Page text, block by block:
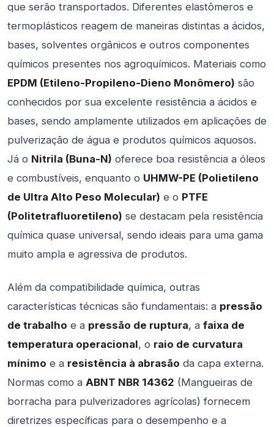
que serão transportados. Diferentes elastômeros e
termoplásticos reagem de maneiras distintas a ácidos,
bases, solventes orgânicos e outros componentes
químicos presentes nos agroquímicos. Materiais como
EPDM (Etileno-Propileno-Dieno Monômero) são
conhecidos por sua excelente resistência a ácidos e
bases, sendo amplamente utilizados em aplicações de
pulverização de água e produtos químicos aquosos.
Já o Nitrila (Buna-N) oferece boa resistência a óleos
e combustíveis, enquanto o UHMW-PE (Polietileno
de Ultra Alto Peso Molecular) e o PTFE
(Politetrafluoretileno) se destacam pela resistência
química quase universal, sendo ideais para uma gama
muito ampla e agressiva de produtos.
Além da compatibilidade química, outras
características técnicas são fundamentais: a pressão
de trabalho e a pressão de ruptura, a faixa de
temperatura operacional, o raio de curvatura
mínimo e a resistência à abrasão da capa externa.
Normas como a ABNT NBR 14362 (Mangueiras de
borracha para pulverizadores agrícolas) fornecem
diretrizes específicas para o desempenho e a